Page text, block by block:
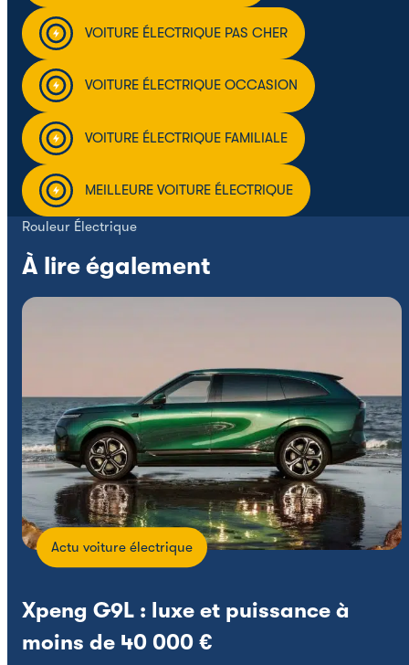
VOITURE ÉLECTRIQUE PAS CHER
VOITURE ÉLECTRIQUE OCCASION
VOITURE ÉLECTRIQUE FAMILIALE
MEILLEURE VOITURE ÉLECTRIQUE
Rouleur Électrique
À lire également
Actu voiture électrique
Xpeng G9L : luxe et puissance à
moins de 40 000 €